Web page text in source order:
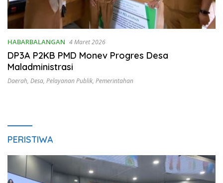
HABARBALANGAN 4 Maret 2026
DP3A P2KB PMD Monev Progres Desa
Maladministrasi
Daerah, Desa, Pelayanan Publik, Pemerintahan
PERISTIWA